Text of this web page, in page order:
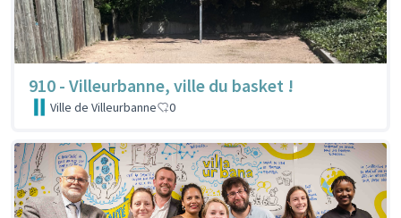
910 - Villeurbanne, ville du basket !
Ville de Villeurbanne 0